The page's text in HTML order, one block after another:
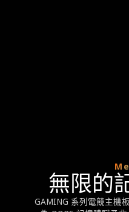
無限的
GAMING 系列電競主機